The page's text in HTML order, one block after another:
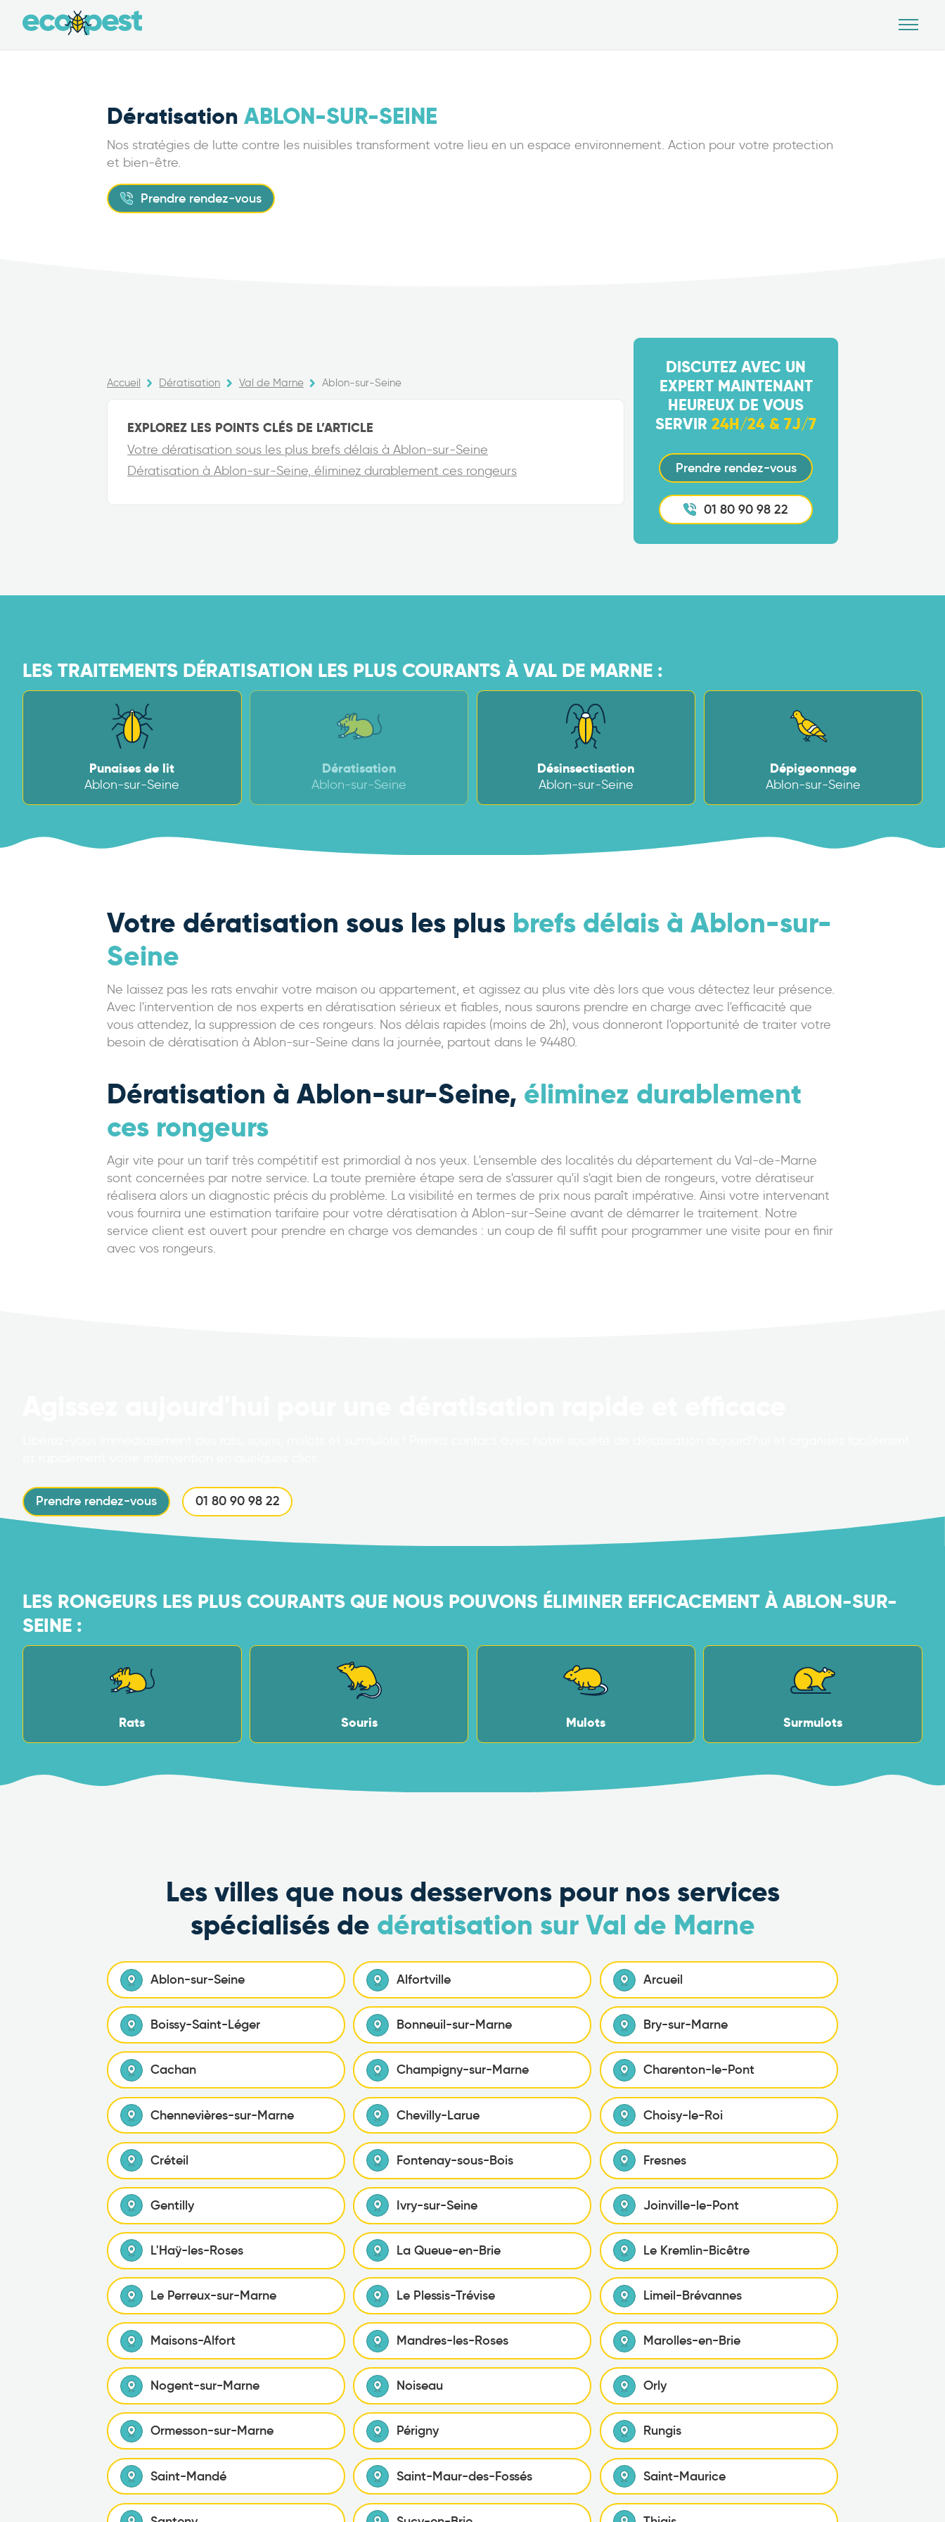
Dératisation ABLON-SUR-SEINE
Nos stratégies de lutte contre les nuisibles transforment votre lieu en un espace environnement. Action pour votre protection
et bien-être.
Prendre rendez-vous
Accueil Dératisation Val de Marne Ablon-sur-Seine
EXPLOREZ LES POINTS CLÉS DE L’ARTICLE
Votre dératisation sous les plus brefs délais à Ablon-sur-Seine
Dératisation à Ablon-sur-Seine, éliminez durablement ces rongeurs
DISCUTEZ AVEC UN
EXPERT MAINTENANT
HEUREUX DE VOUS
SERVIR24H/24 & 7J/7
Prendre rendez-vous
01 80 90 98 22
LES TRAITEMENTS DÉRATISATION LES PLUS COURANTS À VAL DE MARNE :
Punaises de lit
Ablon-sur-Seine
Dératisation
Ablon-sur-Seine
Désinsectisation
Ablon-sur-Seine
Dépigeonnage
Ablon-sur-Seine
Votre dératisation sous les plus brefs délais à Ablon-sur-
Seine
Ne laissez pas les rats envahir votre maison ou appartement, et agissez au plus vite dès lors que vous détectez leur présence.
Avec l'intervention de nos experts en dératisation sérieux et fiables, nous saurons prendre en charge avec l'efficacité que
vous attendez, la suppression de ces rongeurs. Nos délais rapides (moins de 2h), vous donneront l'opportunité de traiter votre
besoin de dératisation à Ablon-sur-Seine dans la journée, partout dans le 94480.
Dératisation à Ablon-sur-Seine, éliminez durablement
ces rongeurs
Agir vite pour un tarif très compétitif est primordial à nos yeux. L'ensemble des localités du département du Val-de-Marne
sont concernées par notre service. La toute première étape sera de s'assurer qu'il s'agit bien de rongeurs, votre dératiseur
réalisera alors un diagnostic précis du problème. La visibilité en termes de prix nous paraît impérative. Ainsi votre intervenant
vous fournira une estimation tarifaire pour votre dératisation à Ablon-sur-Seine avant de démarrer le traitement. Notre
service client est ouvert pour prendre en charge vos demandes : un coup de fil suffit pour programmer une visite pour en finir
avec vos rongeurs.
Prendre rendez-vous 01 80 90 98 22
LES RONGEURS LES PLUS COURANTS QUE NOUS POUVONS ÉLIMINER EFFICACEMENT À ABLON-SUR-
SEINE :
Rats Souris Mulots Surmulots
Les villes que nous desservons pour nos services
spécialisés de dératisation sur Val de Marne
Ablon-sur-Seine Alfortville Arcueil
Boissy-Saint-Léger Bonneuil-sur-Marne Bry-sur-Marne
Cachan Champigny-sur-Marne Charenton-le-Pont
Chennevières-sur-Marne Chevilly-Larue Choisy-le-Roi
Créteil Fontenay-sous-Bois Fresnes
Gentilly Ivry-sur-Seine Joinville-le-Pont
L'Haÿ-les-Roses La Queue-en-Brie Le Kremlin-Bicêtre
Le Perreux-sur-Marne Le Plessis-Trévise Limeil-Brévannes
Maisons-Alfort Mandres-les-Roses Marolles-en-Brie
Nogent-sur-Marne Noiseau Orly
Ormesson-sur-Marne Périgny Rungis
Saint-Mandé Saint-Maur-des-Fossés Saint-Maurice